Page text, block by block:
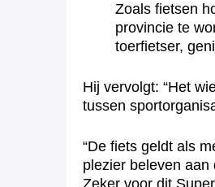
Zoals fietsen
provincie te
toerfietser,
Hij vervolgt: “Het
tussen
“De fiets geldt als
plezier beleven
Zeker voor dit